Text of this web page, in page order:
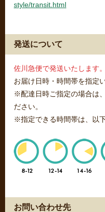
style/transit.html
発送について
佐川急便で発送いたします。
お届け日時・時間帯を指定
※配達日時ご指定の場合は
ださい。
※指定できる時間帯は、以
お問い合わせ先